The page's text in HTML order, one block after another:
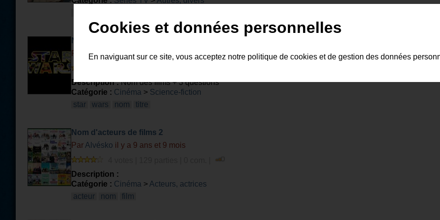
Nom des films star wars
Par
MAXOUSWil y a 10 ans et 7 mois
Description :Nom des films + 3 questions
Catégorie : Cinéma > Science-fiction
star
wars nom titre
Nom d'acteurs de films 2
Par Alvésko il y a 9 ans et 9 mois
Description :
Catégorie : Cinéma > Acteurs, actrices
acteur
nom film
Cookies et données personnelles
En naviguant sur ce site, vous acceptez notre politique de cookies et de gestion des données